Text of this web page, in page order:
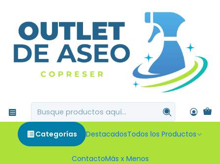
Categorías DestacadosTodos los Productos
ContactoMás x Menos